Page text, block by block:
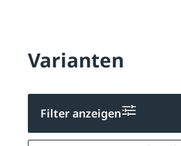
Varianten
Filter anzeigen